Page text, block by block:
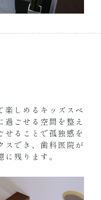
楽しめるキッズスペ
過ごせる空間を整え
せることで孤独感を
スでき、歯科医院が
残ります。